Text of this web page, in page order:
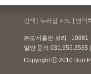
검색 | 누리집 지도 | 연락
㈜도서출판 보리 | 10881
일반 문의 031.955.3535
Copyright ⓒ 2010 Bori